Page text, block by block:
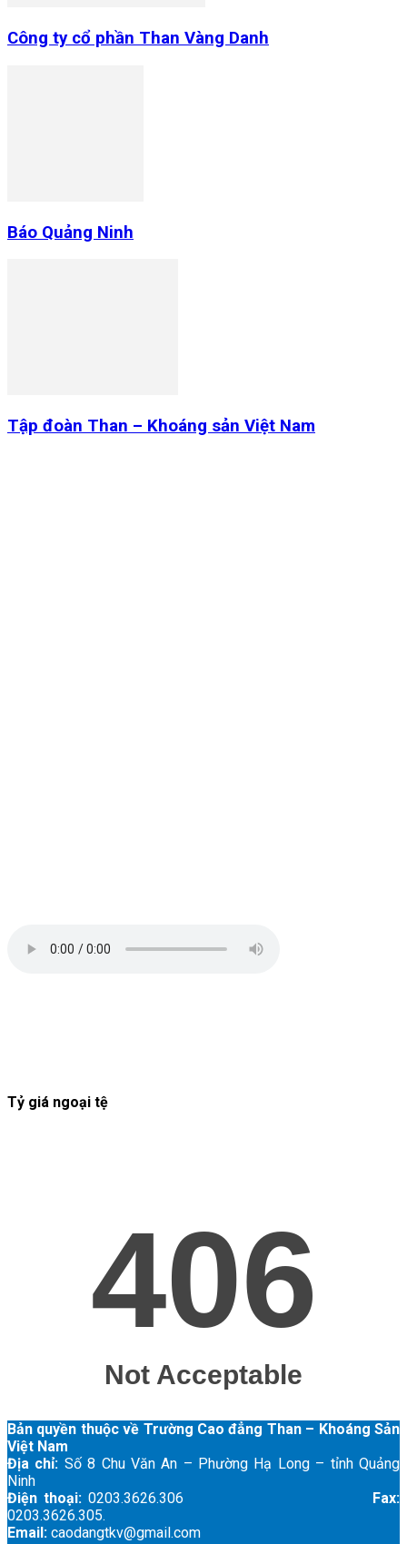
Công ty cổ phần Than Vàng Danh
Báo Quảng Ninh
Tập đoàn Than – Khoáng sản Việt Nam
Tỷ giá ngoại tệ
Bản quyền thuộc về Trường Cao đẳng Than – Khoáng Sản
Việt Nam
Địa chỉ: Số 8 Chu Văn An – Phường Hạ Long – tỉnh Quảng
Ninh
Điện thoại: 0203.3626.306
Fax:
0203.3626.305.
Email: caodangtkv@gmail.com